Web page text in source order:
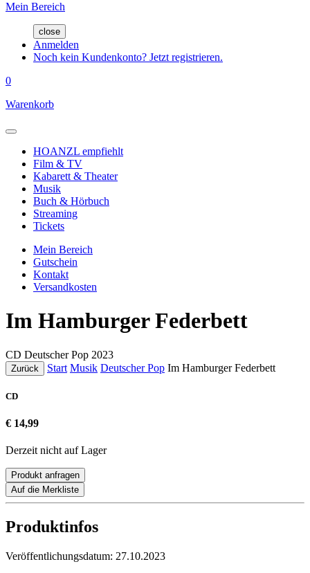
Mein Bereich
close
Anmelden
Noch kein Kundenkonto? Jetzt registrieren.
0
Warenkorb
HOANZL empfiehlt
Film & TV
Kabarett & Theater
Musik
Buch & Hörbuch
Streaming
Tickets
Mein Bereich
Gutschein
Kontakt
Versandkosten
Im Hamburger Federbett
CD Deutscher Pop 2023
Zurück Start Musik Deutscher Pop Im Hamburger Federbett
CD
€ 14,99
Derzeit nicht auf Lager
Produkt anfragen
Auf die Merkliste
Produktinfos
Veröffentlichungsdatum: 27.10.2023